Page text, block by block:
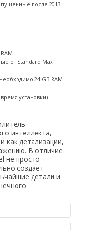
после 2013
от Standard Max
24 GB RAM
установки).
интеллекта,
как детализации,
В отличие
не просто
создает
детали и